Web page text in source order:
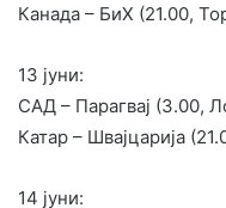
Канада – БиХ (21.00,
13 јуни:
САД – Парагвај (3.00,
Катар – Швајцарија
14 јуни: